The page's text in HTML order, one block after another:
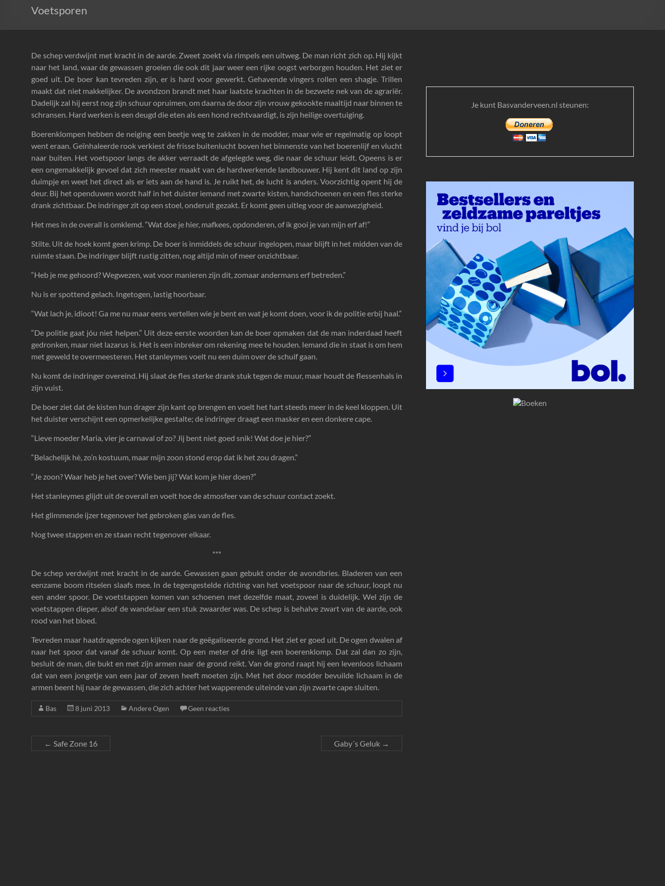
Voetsporen
De schep verdwijnt met kracht in de aarde. Zweet zoekt via rimpels een uitweg. De man richt zich op. Hij kijkt
naar het land, waar de gewassen groeien die ook dit jaar weer een rijke oogst verborgen houden. Het ziet er
goed uit. De boer kan tevreden zijn, er is hard voor gewerkt. Gehavende vingers rollen een shagje. Trillen
maakt dat niet makkelijker. De avondzon brandt met haar laatste krachten in de bezwete nek van de agrariër.
Dadelijk zal hij eerst nog zijn schuur opruimen, om daarna de door zijn vrouw gekookte maaltijd naar binnen te
schransen. Hard werken is een deugd die eten als een hond rechtvaardigt, is zijn heilige overtuiging.
Boerenklompen hebben de neiging een beetje weg te zakken in de modder, maar wie er regelmatig op loopt
went eraan. Geïnhaleerde rook verkiest de frisse buitenlucht boven het binnenste van het boerenlijf en vlucht
naar buiten. Het voetspoor langs de akker verraadt de afgelegde weg, die naar de schuur leidt. Opeens is er
een ongemakkelijk gevoel dat zich meester maakt van de hardwerkende landbouwer. Hij kent dit land op zijn
duimpje en weet het direct als er iets aan de hand is. Je ruikt het, de lucht is anders. Voorzichtig opent hij de
deur. Bij het openduwen wordt half in het duister iemand met zwarte kisten, handschoenen en een fles sterke
drank zichtbaar. De indringer zit op een stoel, onderuit gezakt. Er komt geen uitleg voor de aanwezigheid.
Het mes in de overall is omklemd. “Wat doe je hier, mafkees, opdonderen, of ik gooi je van mijn erf af!”
Stilte. Uit de hoek komt geen krimp. De boer is inmiddels de schuur ingelopen, maar blijft in het midden van de
ruimte staan. De indringer blijft rustig zitten, nog altijd min of meer onzichtbaar.
“Heb je me gehoord? Wegwezen, wat voor manieren zijn dit, zomaar andermans erf betreden.”
Nu is er spottend gelach. Ingetogen, lastig hoorbaar.
“Wat lach je, idioot! Ga me nu maar eens vertellen wie je bent en wat je komt doen, voor ik de politie erbij haal.”
“De politie gaat jóu niet helpen.” Uit deze eerste woorden kan de boer opmaken dat de man inderdaad heeft
gedronken, maar niet lazarus is. Het is een inbreker om rekening mee te houden. Iemand die in staat is om hem
met geweld te overmeesteren. Het stanleymes voelt nu een duim over de schuif gaan.
Nu komt de indringer overeind. Hij slaat de fles sterke drank stuk tegen de muur, maar houdt de flessenhals in
zijn vuist.
De boer ziet dat de kisten hun drager zijn kant op brengen en voelt het hart steeds meer in de keel kloppen. Uit
het duister verschijnt een opmerkelijke gestalte; de indringer draagt een masker en een donkere cape.
“Lieve moeder Maria, vier je carnaval of zo? Jij bent niet goed snik! Wat doe je hier?”
“Belachelijk hè, zo’n kostuum, maar mijn zoon stond erop dat ik het zou dragen.”
“Je zoon? Waar heb je het over? Wie ben jij? Wat kom je hier doen?”
Het stanleymes glijdt uit de overall en voelt hoe de atmosfeer van de schuur contact zoekt.
Het glimmende ijzer tegenover het gebroken glas van de fles.
Nog twee stappen en ze staan recht tegenover elkaar.
***
De schep verdwijnt met kracht in de aarde. Gewassen gaan gebukt onder de avondbries. Bladeren van een
eenzame boom ritselen slaafs mee. In de tegengestelde richting van het voetspoor naar de schuur, loopt nu
een ander spoor. De voetstappen komen van schoenen met dezelfde maat, zoveel is duidelijk. Wel zijn de
voetstappen dieper, alsof de wandelaar een stuk zwaarder was. De schep is behalve zwart van de aarde, ook
rood van het bloed.
Tevreden maar haatdragende ogen kijken naar de geëgaliseerde grond. Het ziet er goed uit. De ogen dwalen af
naar het spoor dat vanaf de schuur komt. Op een meter of drie ligt een boerenklomp. Dat zal dan zo zijn,
besluit de man, die bukt en met zijn armen naar de grond reikt. Van de grond raapt hij een levenloos lichaam
dat van een jongetje van een jaar of zeven heeft moeten zijn. Met het door modder bevuilde lichaam in de
armen beent hij naar de gewassen, die zich achter het wapperende uiteinde van zijn zwarte cape sluiten.
Bas 8 juni 2013 Andere Ogen Geen reacties
← Safe Zone 16 Gaby´s Geluk →
Je kunt Basvanderveen.nl steunen: